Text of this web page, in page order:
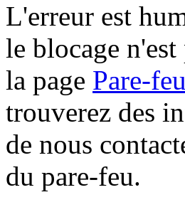
L'erreur est
le blocage
la page Pare-
trouverez des
de nous
du pare-feu.